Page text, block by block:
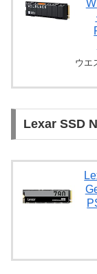
ウエ
Lexar SSD